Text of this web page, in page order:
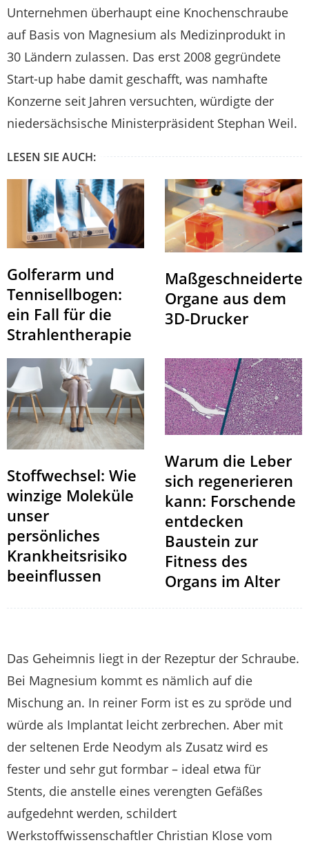
Unternehmen überhaupt eine Knochenschraube
auf Basis von Magnesium als Medizinprodukt in
30 Ländern zulassen. Das erst 2008 gegründete
Start-up habe damit geschafft, was namhafte
Konzerne seit Jahren versuchten, würdigte der
niedersächsische Ministerpräsident Stephan Weil.
LESEN SIE AUCH:
Golferarm und
Tennisellbogen:
ein Fall für die
Strahlentherapie
Maßgeschneiderte
Organe aus dem
3D-Drucker
Stoffwechsel: Wie
winzige Moleküle
unser
persönliches
Krankheitsrisiko
beeinflussen
Warum die Leber
sich regenerieren
kann: Forschende
entdecken
Baustein zur
Fitness des
Organs im Alter
Das Geheimnis liegt in der Rezeptur der Schraube.
Bei Magnesium kommt es nämlich auf die
Mischung an. In reiner Form ist es zu spröde und
würde als Implantat leicht zerbrechen. Aber mit
der seltenen Erde Neodym als Zusatz wird es
fester und sehr gut formbar – ideal etwa für
Stents, die anstelle eines verengten Gefäßes
aufgedehnt werden, schildert
Werkstoffwissenschaftler Christian Klose vom